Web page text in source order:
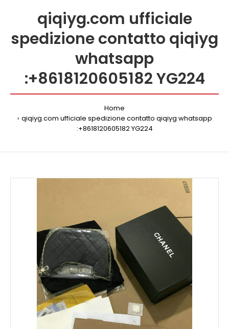
qiqiyg.com ufficiale
spedizione contatto qiqiyg
whatsapp
:+8618120605182 YG224
Home
qiqiyg.com ufficiale spedizione contatto qiqiyg whatsapp
:+8618120605182 YG224